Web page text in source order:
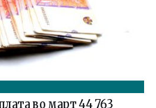
во март 44 763